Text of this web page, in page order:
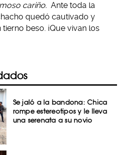
cariño. Ante toda la
quedó cautivado y
beso. ¡Que vivan los
Se jaló a la bandona: Chica
rompe estereotipos y le lleva
una serenata a su novio